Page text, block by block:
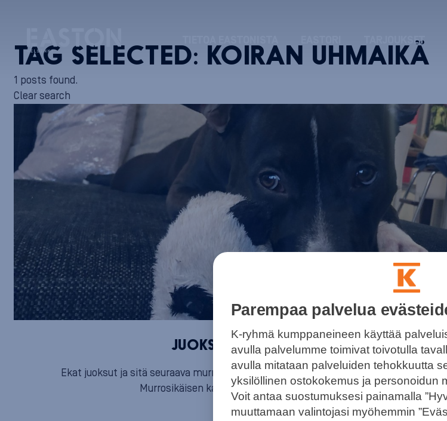
TARJOUKSET
TAG SELECTED: KOIRAN UHMAIKÄ
1 posts found.
Clear search
JUOKSUJALKAA UHMAIKÄÄN
Ekat juoksut ja sitä seuraava murrosikä tekevät suloisesta pennusta kiukuttelevan
Murrosikäisen kanssa pärjää kun ei ota oikuista itseensä.
Parempaa palvelua
K-ryhmä kumppaneineen käyttää
avulla palvelumme toimivat toivotulla
avulla mitataan palveluiden tehokkuutta
yksilöllinen ostokokemus ja personoidun
Voit antaa suostumuksesi painamalla
muuttamaan valintojasi myöhemmin